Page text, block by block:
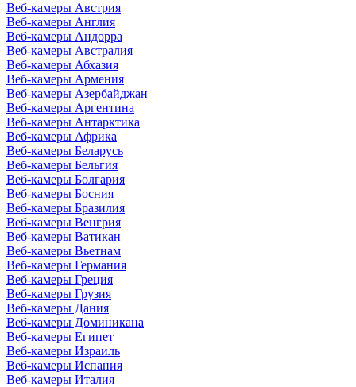
Веб-камеры Австрия
Веб-камеры Англия
Веб-камеры Андорра
Веб-камеры Австралия
Веб-камеры Абхазия
Веб-камеры Армения
Веб-камеры Азербайджан
Веб-камеры Аргентина
Веб-камеры Антарктика
Веб-камеры Африка
Веб-камеры Беларусь
Веб-камеры Бельгия
Веб-камеры Болгария
Веб-камеры Босния
Веб-камеры Бразилия
Веб-камеры Венгрия
Веб-камеры Ватикан
Веб-камеры Вьетнам
Веб-камеры Германия
Веб-камеры Греция
Веб-камеры Грузия
Веб-камеры Дания
Веб-камеры Доминикана
Веб-камеры Египет
Веб-камеры Израиль
Веб-камеры Испания
Веб-камеры Италия